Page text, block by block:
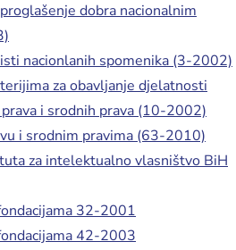
dobra nacionalnim
nacionlanih spomenika (3-2002)
za obavljanje djelatnosti
i srodnih prava (10-2002)
i srodnim pravima (63-2010)
za intelektualno vlasništvo BiH
32-2001
42-2003